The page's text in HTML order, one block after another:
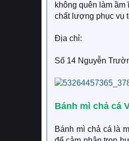
không quên làm
chất lượng phục vụ
Địa chỉ:
Số 14 Nguyễn
Bánh mì chả cá
Bánh mì chả cá là